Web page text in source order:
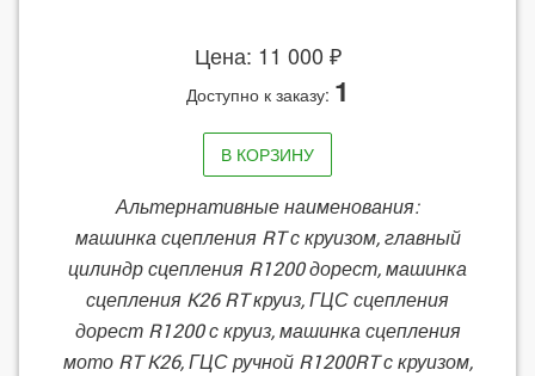
Цена: 11 000 ₽
Доступно к заказу: 1
В КОРЗИНУ
Альтернативные наименования:
машинка сцепления RT с круизом, главный
цилиндр сцепления R1200 дорест, машинка
сцепления K26 RT круиз, ГЦС сцепления
дорест R1200 с круиз, машинка сцепления
мото RT K26, ГЦС ручной R1200RT с круизом,